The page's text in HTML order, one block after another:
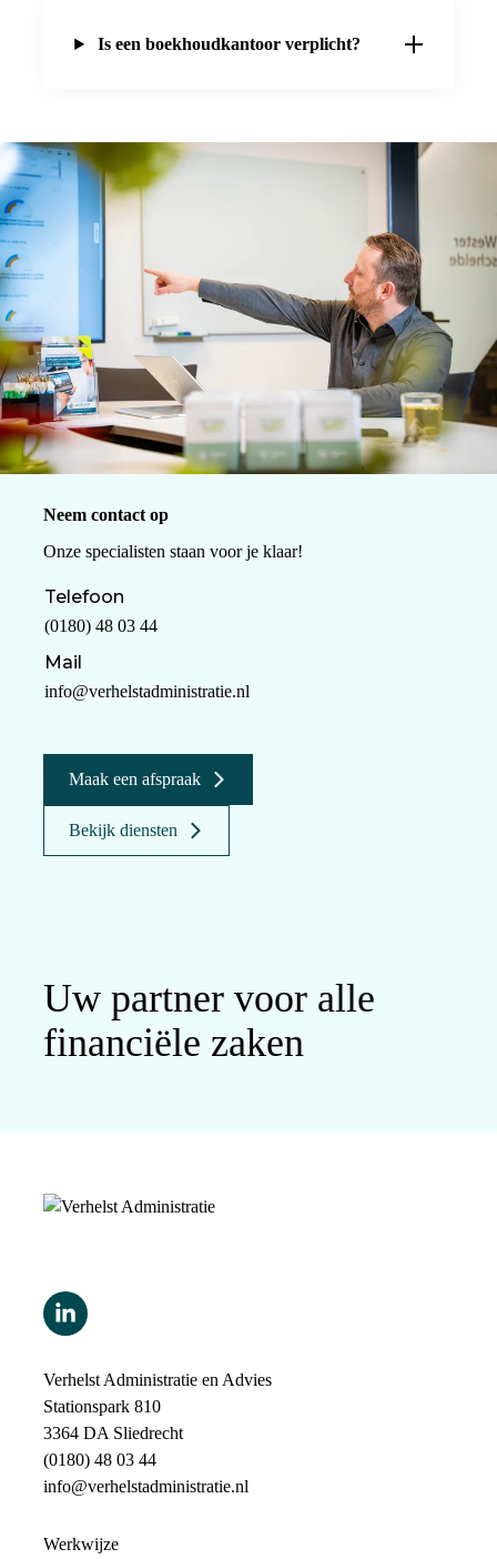
Is een boekhoudkantoor verplicht?
Neem contact op
Onze specialisten staan voor je klaar!
Telefoon
(0180) 48 03 44
Mail
info@verhelstadministratie.nl
Maak een afspraak
Bekijk diensten
Uw partner voor alle
financiële zaken
Verhelst Administratie en Advies
Stationspark 810
3364 DA Sliedrecht
(0180) 48 03 44
info@verhelstadministratie.nl
Werkwijze